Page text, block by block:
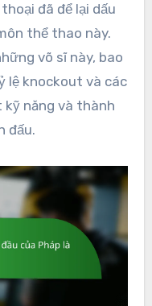
đã để lại dấu
thể thao này.
võ sĩ này, bao
lệ knockout và các
kỹ năng và thành
đấu.